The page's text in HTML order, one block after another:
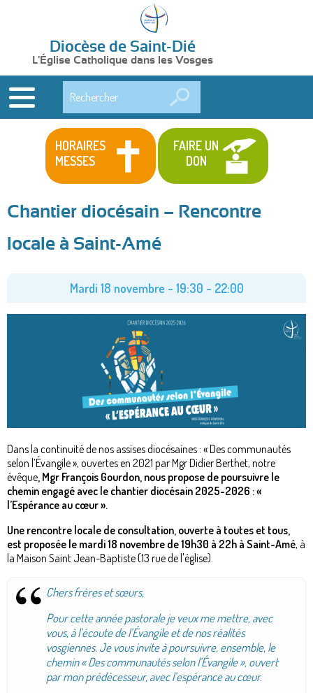
Diocèse de Saint-Dié
L'Église Catholique dans les Vosges
HORAIRES
MESSES
FAIRE UN
DON
Chantier diocésain – Rencontre
locale à Saint-Amé
Mardi 18 novembre - 19:30 - 22:00
Dans la continuité de nos assises diocésaines : « Des communautés
selon l’Évangile », ouvertes en 2021 par Mgr Didier Berthet, notre
évêque , Mgr François Gourdon, nous propose de poursuivre le
chemin engagé avec le chantier diocésain 2025-2026 : «
l’Espérance au cœur ».
Une rencontre locale de consultation, ouverte à toutes et tous,
est proposée le mardi 18 novembre de 19h30 à 22h à Saint-Amé, à
la Maison Saint Jean-Baptiste (13 rue de l'église).
Chers frères et sœurs,
Pour cette année pastorale je veux me mettre, avec
vous, à l’écoute de l’Évangile et de nos réalités
vosgiennes. Je vous invite à poursuivre, ensemble, le
chemin « Des communautés selon l’Évangile », ouvert
par mon prédécesseur, avec l’espérance au cœur.